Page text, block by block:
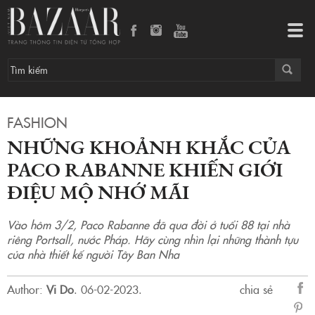
FASHION
NHỮNG KHOẢNH KHẮC CỦA
PACO RABANNE KHIẾN GIỚI
ĐIỆU MỘ NHỚ MÃI
Vào hôm 3/2, Paco Rabanne đã qua đời ở tuổi 88 tại nhà
riêng Portsall, nước Pháp. Hãy cùng nhìn lại những thành tựu
của nhà thiết kế người Tây Ban Nha
Author: Vi Do. 06-02-2023.
chia sẻ
sẻ